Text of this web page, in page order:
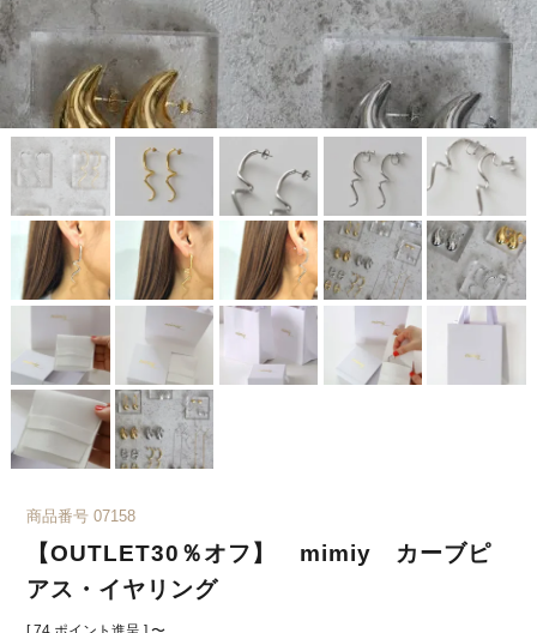
商品番号 07158
【OUTLET30％オフ】 mimiy カーブピ
アス・イヤリング